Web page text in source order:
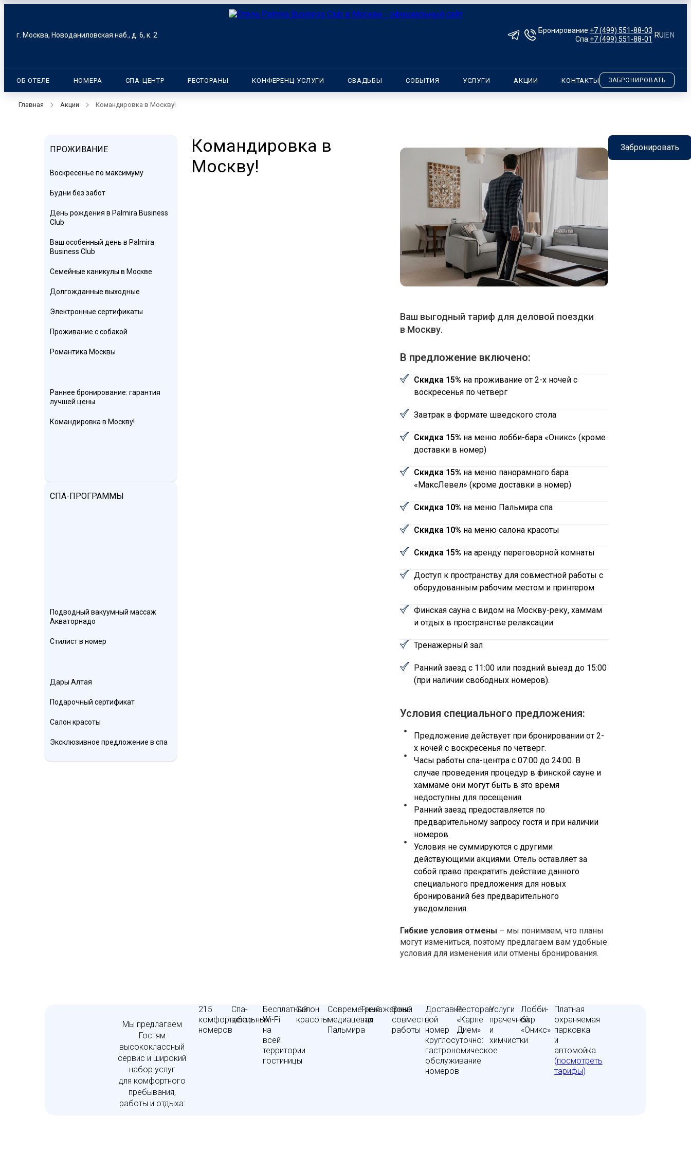
г. Москва, Новоданиловская наб., д. 6, к. 2
Бронирование:+7 (499) 551-88-03
Спа:+7 (499) 551-88-01 RU EN
ОБ ОТЕЛЕ НОМЕРА СПА-ЦЕНТР РЕСТОРАНЫ КОНФЕРЕНЦ-УСЛУГИ СВАДЬБЫ СОБЫТИЯ УСЛУГИ АКЦИИ КОНТАКТЫ ЗАБРОНИРОВАТЬ
Главная Акции Командировка в Москву!
ПРОЖИВАНИЕ
Воскресенье по максимуму
Будни без забот
День рождения в Palmira Business
Club
Ваш особенный день в Palmira
Business Club
Семейные каникулы в Москве
Долгожданные выходные
Электронные сертификаты
Проживание с собакой
Романтика Москвы
Раннее бронирование: гарантия
лучшей цены
Командировка в Москву!
СПА-ПРОГРАММЫ
Подводный вакуумный массаж
Акваторнадо
Стилист в номер
Дары Алтая
Подарочный сертификат
Салон красоты
Эксклюзивное предложение в спа
Командировка в
Москву!
Ваш выгодный тариф для деловой поездки
в Москву.
В предложение включено:
Скидка 15% на проживание от 2-х ночей с
воскресенья по четверг
Завтрак в формате шведского стола
Скидка 15% на меню лобби-бара «Оникс» (кроме
доставки в номер)
Скидка 15% на меню панорамного бара
«МаксЛевел» (кроме доставки в номер)
Скидка 10% на меню Пальмира спа
Скидка 10% на меню салона красоты
Скидка 15% на аренду переговорной комнаты
Доступ к пространству для совместной работы с
оборудованным рабочим местом и принтером
Финская сауна с видом на Москву-реку, хаммам
и отдых в пространстве релаксации
Тренажерный зал
Ранний заезд с 11:00 или поздний выезд до 15:00
(при наличии свободных номеров).
Условия специального предложения:
Предложение действует при бронировании от 2-
х ночей с воскресенья по четверг.
Часы работы спа-центра с 07:00 до 24:00. В
случае проведения процедур в финской сауне и
хаммаме они могут быть в это время
недоступны для посещения.
Ранний заезд предоставляется по
предварительному запросу гостя и при наличии
номеров.
Условия не суммируются с другими
действующими акциями. Отель оставляет за
собой право прекратить действие данного
специального предложения для новых
бронирований без предварительного
уведомления.
Гибкие условия отмены – мы понимаем, что планы
могут измениться, поэтому предлагаем вам удобные
условия для изменения или отмены бронирования.
Забронировать
Мы предлагаем
Гостям
высококлассный
сервис и широкий
набор услуг
для комфортного
пребывания,
работы и отдыха:
215
комфортабельных
номеров
Спа-
центр
Бесплатный
Wi-Fi
на
всей
территории
гостиницы
Салон
красоты
Современный
медиацентр
Пальмира
Тренажерный
зал
Зона
совместной
работы
Доставка
в
номер
круглосуточно:
гастрономическое
обслуживание
номеров
Ресторан
«Карпе
Дием»
Услуги
прачечной
и
химчистки
Лобби-
бар
«Оникс»
Платная
охраняемая
парковка
и
автомойка
(посмотреть
тарифы)